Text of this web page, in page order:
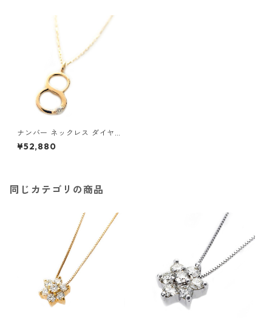
ナンバー ネックレス ダイヤモ
ンド ネックレス 一粒 0.01ct
K18 ゴールド 数字 8 ダイヤネ
¥52,880
同じカテゴリの商品